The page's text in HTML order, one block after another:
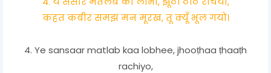
कहत कबीर समझ मन मूरख, तू क्यूँ भूल गयो।
4. Ye sansaar matlab kaa lobhee, jhooṭhaa ṭhaaṭh
rachiyo,